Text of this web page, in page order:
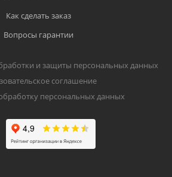
Как сделать заказ
Вопросы гарантии
и защиты персональных данных
соглашение
персональных данных